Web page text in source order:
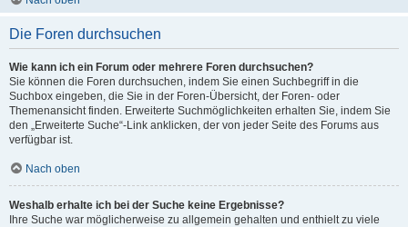
Die Foren durchsuchen
Wie kann ich ein Forum oder mehrere Foren durchsuchen?
Sie können die Foren durchsuchen, indem Sie einen Suchbegriff in die
Suchbox eingeben, die Sie in der Foren-Übersicht, der Foren- oder
Themenansicht finden. Erweiterte Suchmöglichkeiten erhalten Sie, indem Sie
den „Erweiterte Suche“-Link anklicken, der von jeder Seite des Forums aus
verfügbar ist.
Nach oben
Weshalb erhalte ich bei der Suche keine Ergebnisse?
Ihre Suche war möglicherweise zu allgemein gehalten und enthielt zu viele